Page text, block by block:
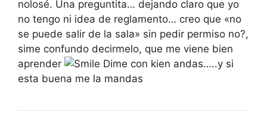
nolosé. Una preguntita… dejando claro que yo
no tengo ni idea de reglamento… creo que «no
se puede salir de la sala» sin pedir permiso no?,
sime confundo decirmelo, que me viene bien
aprender
Dime con kien andas…..y si
esta buena me la mandas